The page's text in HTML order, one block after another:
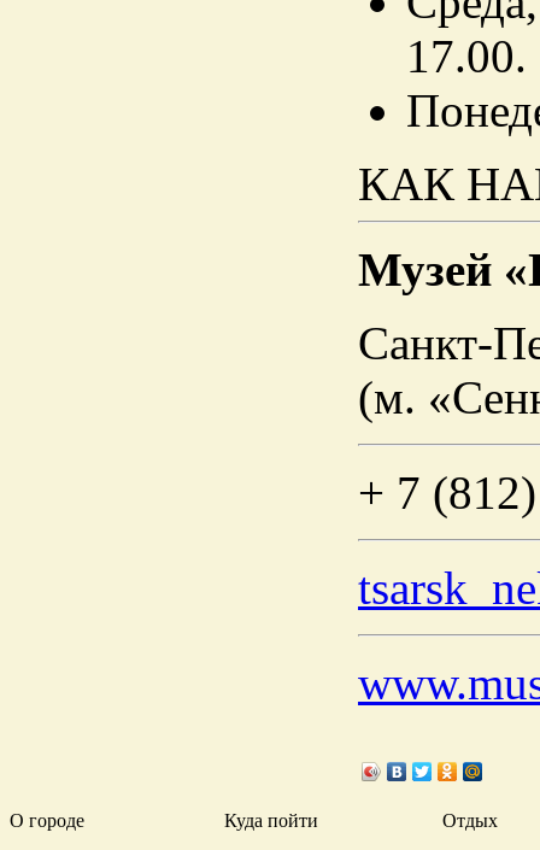
17.00.
КАК
Музей
Санкт-
(м.
+ 7
О городе Куда пойти
Отдых